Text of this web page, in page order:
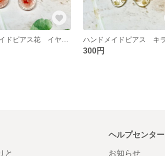
300円
と
ヘルプセンター
お知らせ